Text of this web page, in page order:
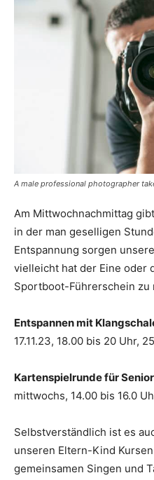
A male professional photographer
Am Mittwochnachmittag
in der man geselligen
Entspannung sorgen
vielleicht hat der Eine oder
Sportboot-Führerschein zu
Entspannen mit
17.11.23, 18.00 bis 20 Uhr,
Kartenspielrunde für
mittwochs, 14.00 bis 16.0
Selbstverständlich ist es
unseren Eltern-Kind
gemeinsamen Singen und